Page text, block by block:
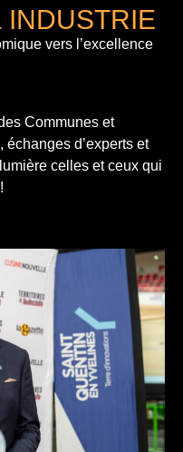
INDUSTRIE
vers l’excellence
Communes et
échanges d’experts et
celles et ceux qui